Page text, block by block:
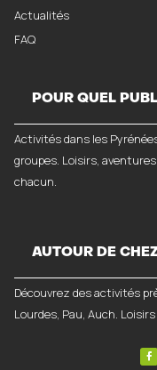
Actualités
FAQ
POUR QUEL
Activités dans les
groupes. Loisirs,
chacun.
AUTOUR DE
Découvrez des activités
Lourdes, Pau, Auch.